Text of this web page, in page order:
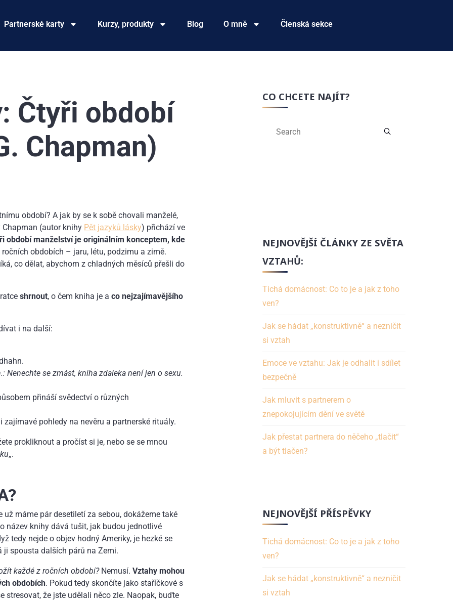
Partnerské karty Kurzy, produkty Blog O mně Členská sekce
Čtyři období
Chapman)
období? A jak by se k sobě chovali manželé,
(autor knihy Pět jazyků lásky) přichází ve
období manželství je originálním konceptem, kde
obdobích – jaru, létu, podzimu a zimě.
co dělat, abychom z chladných měsíců přešli do
shrnout, o čem kniha je a co nejzajímavějšího
i na další:
Nenechte se zmást, kniha zdaleka není jen o sexu.
přináší svědectví o různých
pohledy na nevěru a partnerské rituály.
prokliknout a pročíst si je, nebo se se mnou
„.
máme pár desetiletí za sebou, dokážeme také
název knihy dává tušit, jak budou jednotlivé
tedy nejde o objev hodný Ameriky, je hezké se
ji spousta dalších párů na Zemi.
každé z ročních období? Nemusí. Vztahy mohou
obdobích. Pokud tedy skončíte jako staříčkové s
že jste udělali něco zle. Naopak, buďte
CO CHCETE NAJÍT?
NEJNOVĚJŠÍ ČLÁNKY ZE SVĚTA
VZTAHŮ:
Tichá domácnost: Co to je a jak z toho
ven?
Jak se hádat „konstruktivně“ a nezničit
si vztah
Emoce ve vztahu: Jak je odhalit i sdílet
bezpečně
Jak mluvit s partnerem o
znepokojujícím dění ve světě
Jak přestat partnera do něčeho „tlačit“
a být tlačen?
NEJNOVĚJŠÍ PŘÍSPĚVKY
Tichá domácnost: Co to je a jak z toho
ven?
Jak se hádat „konstruktivně“ a nezničit
si vztah